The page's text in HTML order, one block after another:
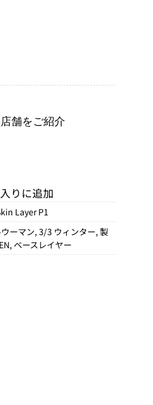
舗をご紹介
りに追加
Layer P1
ーマン,3/3 ウィンター,製
, ベースレイヤー